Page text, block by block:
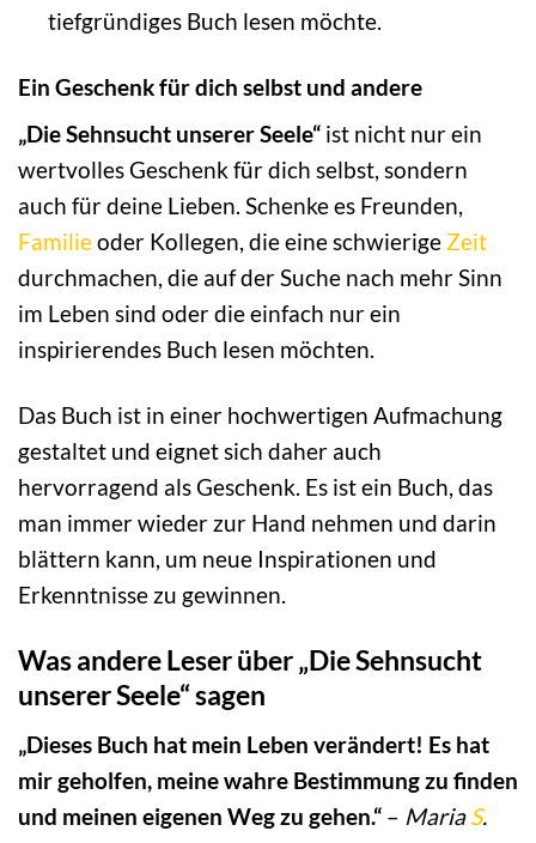
tiefgründiges Buch lesen möchte.
Ein Geschenk für dich selbst und andere
„Die Sehnsucht unserer Seele“ ist nicht nur ein
wertvolles Geschenk für dich selbst, sondern
auch für deine Lieben. Schenke es Freunden,
Familieoder Kollegen, die eine schwierige Zeit
durchmachen, die auf der Suche nach mehr Sinn
im Leben sind oder die einfach nur ein
inspirierendes Buch lesen möchten.
Das Buch ist in einer hochwertigen Aufmachung
gestaltet und eignet sich daher auch
hervorragend als Geschenk. Es ist ein Buch, das
man immer wieder zur Hand nehmen und darin
blättern kann, um neue Inspirationen und
Erkenntnisse zu gewinnen.
Was andere Leser über „Die Sehnsucht
unserer Seele“ sagen
„Dieses Buch hat mein Leben verändert! Es hat
mir geholfen, meine wahre Bestimmung zu finden
und meinen eigenen Weg zu gehen.“ – MariaS.